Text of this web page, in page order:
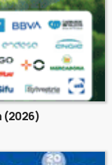
(2026)